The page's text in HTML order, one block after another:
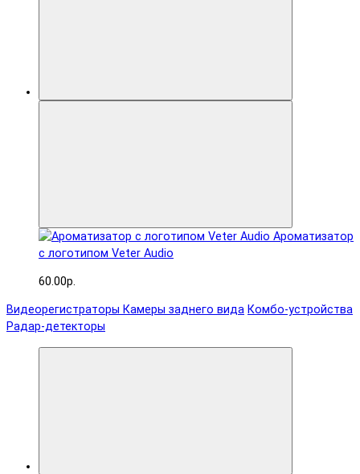
Ароматизатор
с логотипом Veter Audio
60.00р.
Видеорегистраторы Камеры заднего вида Комбо-устройства
Радар-детекторы